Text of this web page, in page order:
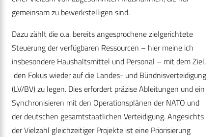
gemeinsam zu bewerkstelligen sind.
Dazu zählt die o.a. bereits angesprochene zielgerichtete
Steuerung der verfügbaren Ressourcen – hier meine ich
insbesondere Haushaltsmittel und Personal – mit dem Ziel,
den Fokus wieder auf die Landes- und Bündnisverteidigung
(LV/BV) zu legen. Dies erfordert präzise Ableitungen und ein
Synchronisieren mit den Operationsplänen der NATO und
der deutschen gesamtstaatlichen Verteidigung. Angesichts
der Vielzahl gleichzeitiger Projekte ist eine Priorisierung